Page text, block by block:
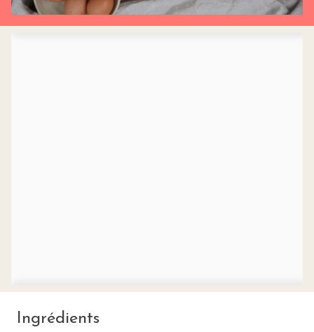
Ingrédients